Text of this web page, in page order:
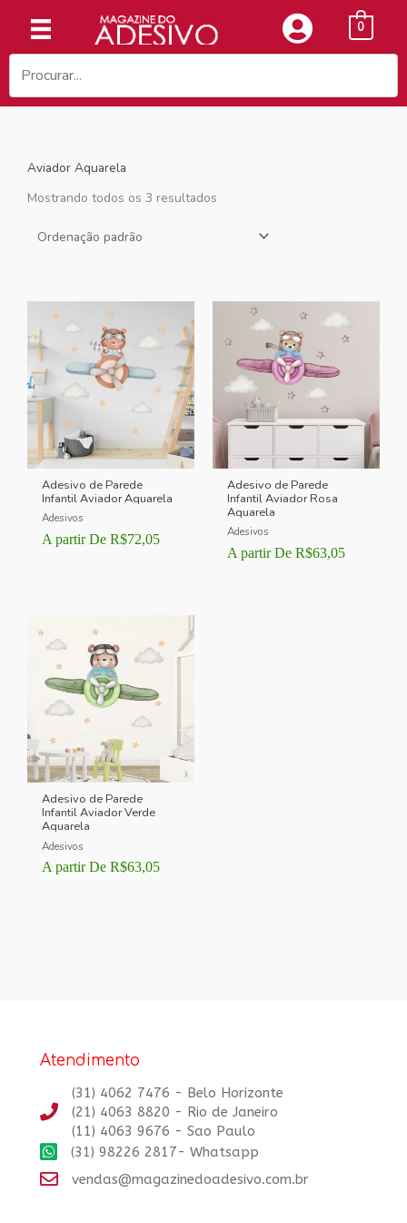
conteúdo
0
Aviador Aquarela
Mostrando todos os 3 resultados
Adesivo de Parede
Infantil Aviador Aquarela
Adesivos
A partir De R$72,05
Adesivo de Parede
Infantil Aviador Rosa
Aquarela
Adesivos
A partir De R$63,05
Adesivo de Parede
Infantil Aviador Verde
Aquarela
Adesivos
A partir De R$63,05
Atendimento
(31) 4062 7476 - Belo Horizonte
(21) 4063 8820 - Rio de Janeiro
(11) 4063 9676 - Sao Paulo
(31) 98226 2817- Whatsapp
vendas@magazinedoadesivo.com.br